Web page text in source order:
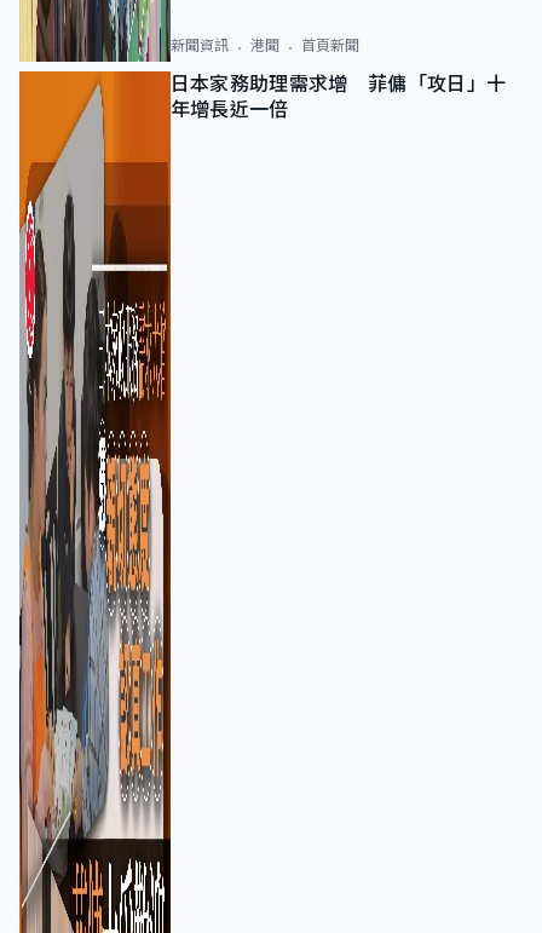
新聞資訊 港聞 首頁新聞
日本家務助理需求增 菲傭「攻日」十
年增長近一倍